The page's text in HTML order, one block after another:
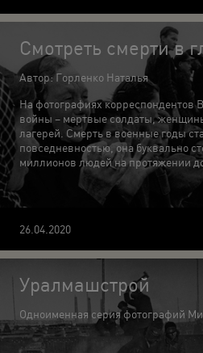
Смотреть смерти в
Автор: Горленко Наталья
На фотографиях корреспондентов
войны – мертвые солдаты,
лагерей. Смерть в военные годы
повседневностью, она буквально
миллионов людей на протяжении
26.04.2020
Уралмашстрой
Одноименная серия фотографий